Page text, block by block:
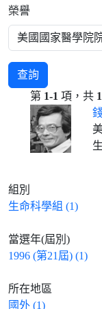
榮譽
查詢
第 1-1 項，共 1
美
組別
生命科學組 (1)
當選年(屆別)
1996 (第21屆) (1)
所在地區
國外 (1)